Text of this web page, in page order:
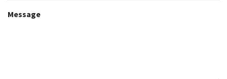
Message